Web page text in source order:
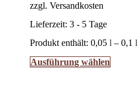
zzgl. Versandkosten
Lieferzeit:3 - 5 Tage
Produkt enthält: 0,05l – 0,1l
Ausführung wählen